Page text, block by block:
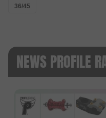
36/45
NEWS PROFILE